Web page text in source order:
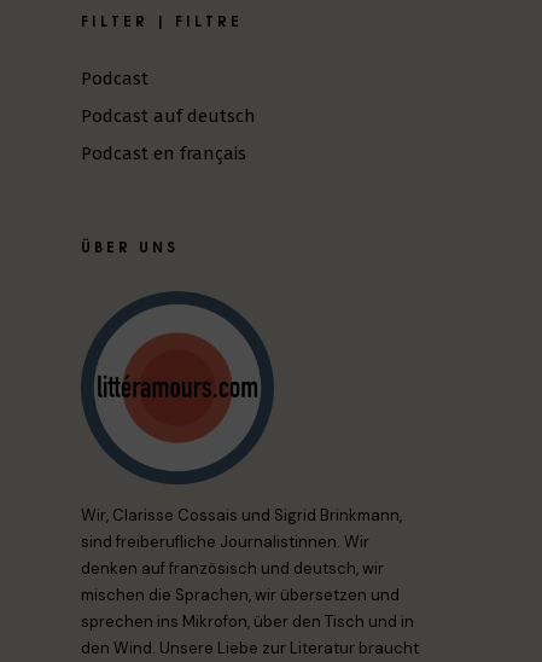
FILTER | FILTRE
Podcast
Podcast auf deutsch
Podcast en français
ÜBER UNS
Wir, Clarisse Cossais und Sigrid Brinkmann,
sind freiberufliche Journalistinnen. Wir
denken auf französisch und deutsch, wir
mischen die Sprachen, wir übersetzen und
sprechen ins Mikrofon, über den Tisch und in
den Wind. Unsere Liebe zur Literatur braucht